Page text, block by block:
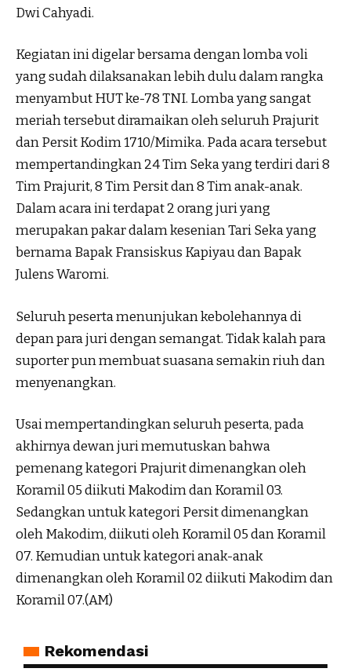
Dwi Cahyadi.
Kegiatan ini digelar bersama dengan lomba voli
yang sudah dilaksanakan lebih dulu dalam rangka
menyambut HUT ke-78 TNI. Lomba yang sangat
meriah tersebut diramaikan oleh seluruh Prajurit
dan Persit Kodim 1710/Mimika. Pada acara tersebut
mempertandingkan 24 Tim Seka yang terdiri dari 8
Tim Prajurit, 8 Tim Persit dan 8 Tim anak-anak.
Dalam acara ini terdapat 2 orang juri yang
merupakan pakar dalam kesenian Tari Seka yang
bernama Bapak Fransiskus Kapiyau dan Bapak
Julens Waromi.
Seluruh peserta menunjukan kebolehannya di
depan para juri dengan semangat. Tidak kalah para
suporter pun membuat suasana semakin riuh dan
menyenangkan.
Usai mempertandingkan seluruh peserta, pada
akhirnya dewan juri memutuskan bahwa
pemenang kategori Prajurit dimenangkan oleh
Koramil 05 diikuti Makodim dan Koramil 03.
Sedangkan untuk kategori Persit dimenangkan
oleh Makodim, diikuti oleh Koramil 05 dan Koramil
07. Kemudian untuk kategori anak-anak
dimenangkan oleh Koramil 02 diikuti Makodim dan
Koramil 07.(AM)
Rekomendasi